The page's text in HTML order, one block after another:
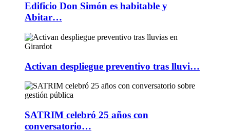
Edificio Don Simón es habitable y
Abitar…
Activan despliegue preventivo tras lluvi…
SATRIM celebró 25 años con
conversatorio…